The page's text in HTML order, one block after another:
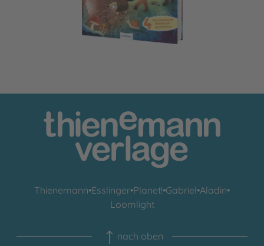
Thienemann•Esslinger•Planet!•Gabriel•Aladin•
Loomlight
nach oben